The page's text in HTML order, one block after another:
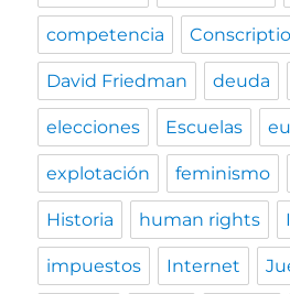
competencia
David Friedman deuda
elecciones Escuelas
explotación feminismo
Historia human rights
impuestos Internet